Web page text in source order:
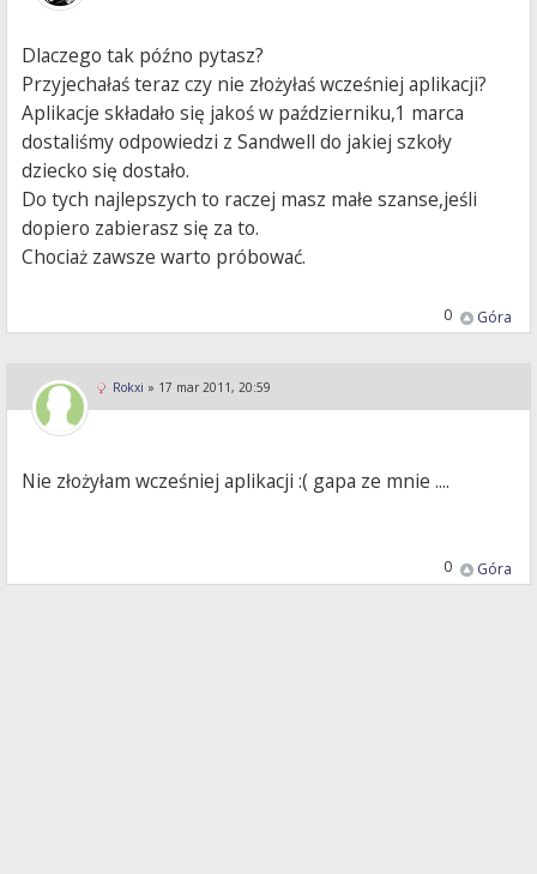
Dlaczego tak późno pytasz?
Przyjechałaś teraz czy nie złożyłaś wcześniej aplikacji?
Aplikacje składało się jakoś w październiku,1 marca
dostaliśmy odpowiedzi z Sandwell do jakiej szkoły
dziecko się dostało.
Do tych najlepszych to raczej masz małe szanse,jeśli
dopiero zabierasz się za to.
Chociaż zawsze warto próbować.
Góra
0
Rokxi » 17 mar 2011, 20:59
Nie złożyłam wcześniej aplikacji :( gapa ze mnie ....
Góra
0